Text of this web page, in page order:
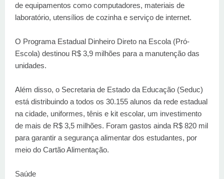
de equipamentos como computadores, materiais de
laboratório, utensílios de cozinha e serviço de internet.
O Programa Estadual Dinheiro Direto na Escola (Pró-
Escola) destinou R$ 3,9 milhões para a manutenção das
unidades.
Além disso, o Secretaria de Estado da Educação (Seduc)
está distribuindo a todos os 30.155 alunos da rede estadual
na cidade, uniformes, tênis e kit escolar, um investimento
de mais de R$ 3,5 milhões. Foram gastos ainda R$ 820 mil
para garantir a segurança alimentar dos estudantes, por
meio do Cartão Alimentação.
Saúde